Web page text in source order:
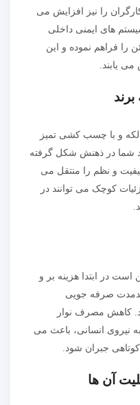
را نیز افزایش می
های ایمنی داخلی
را فراهم نموده و این
یابند.
و با چسب کشی تمیز
شما در ذهنش شکل گرفته
و نظم را منتقل می
کوچک می توانند در
در ابتدا هزینه بر و
صرفه جویی
کاهش مصرف نوار
نیروی انسانی، باعث می
جبران شود.
آن ها